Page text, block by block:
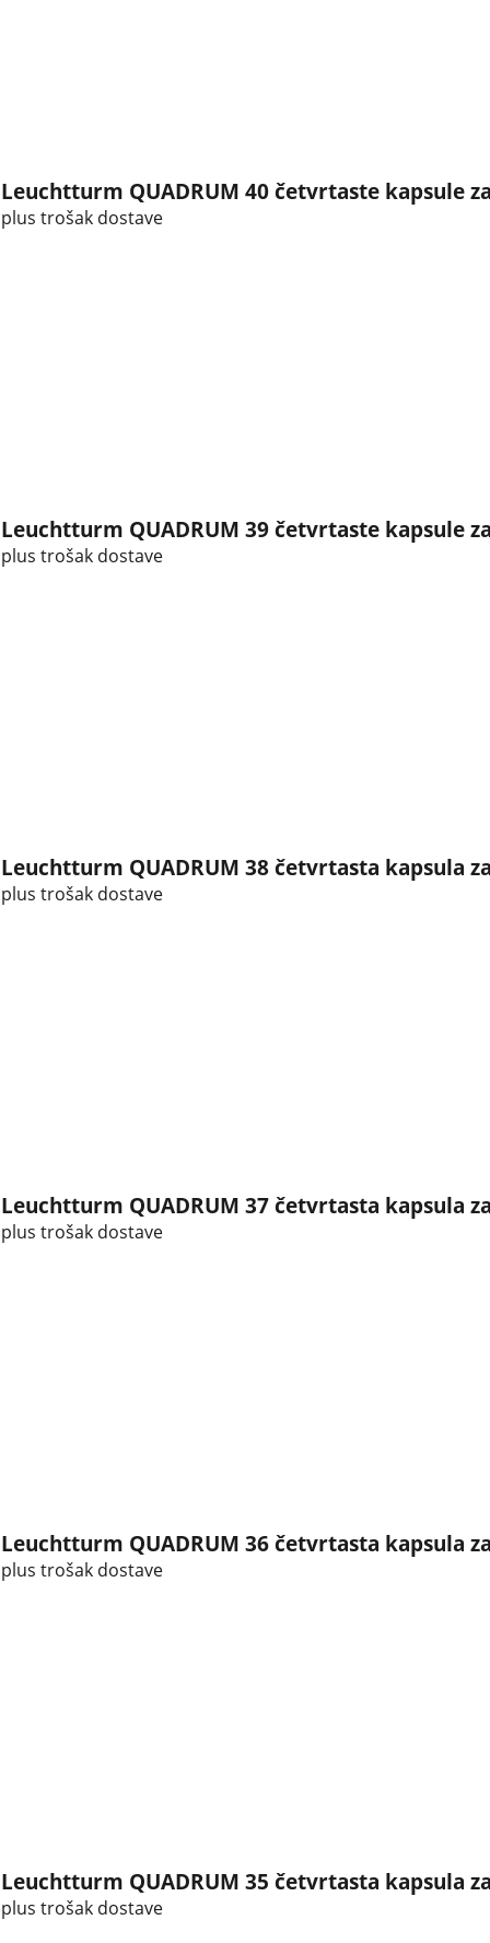
Leuchtturm QUADRUM 40 četvrtaste kapsule
plus trošak dostave
Leuchtturm QUADRUM 39 četvrtaste kapsule
plus trošak dostave
Leuchtturm QUADRUM 38 četvrtasta kapsula
plus trošak dostave
Leuchtturm QUADRUM 37 četvrtasta kapsula
plus trošak dostave
Leuchtturm QUADRUM 36 četvrtasta kapsula
plus trošak dostave
Leuchtturm QUADRUM 35 četvrtasta kapsula
plus trošak dostave